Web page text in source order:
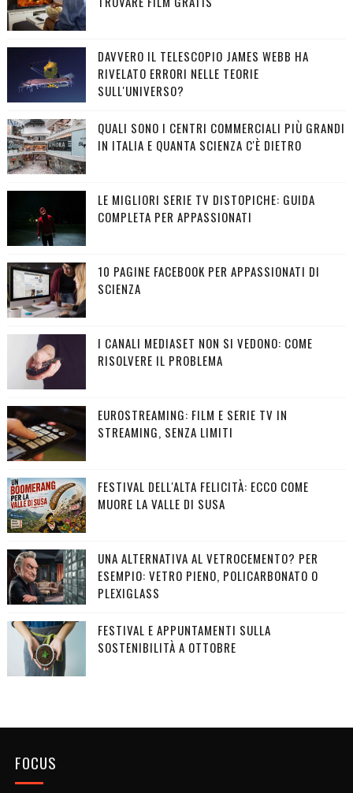
DAVVERO IL TELESCOPIO JAMES WEBB HA
RIVELATO ERRORI NELLE TEORIE
SULL'UNIVERSO?
QUALI SONO I CENTRI COMMERCIALI PIÙ GRANDI
IN ITALIA E QUANTA SCIENZA C'È DIETRO
LE MIGLIORI SERIE TV DISTOPICHE: GUIDA
COMPLETA PER APPASSIONATI
10 PAGINE FACEBOOK PER APPASSIONATI DI
SCIENZA
I CANALI MEDIASET NON SI VEDONO: COME
RISOLVERE IL PROBLEMA
EUROSTREAMING: FILM E SERIE TV IN
STREAMING, SENZA LIMITI
FESTIVAL DELL'ALTA FELICITÀ: ECCO COME
MUORE LA VALLE DI SUSA
UNA ALTERNATIVA AL VETROCEMENTO? PER
ESEMPIO: VETRO PIENO, POLICARBONATO O
PLEXIGLASS
FESTIVAL E APPUNTAMENTI SULLA
SOSTENIBILITÀ A OTTOBRE
FOCUS